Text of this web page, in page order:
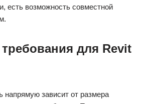
есть возможность совместной
для Revit
напрямую зависит от размера